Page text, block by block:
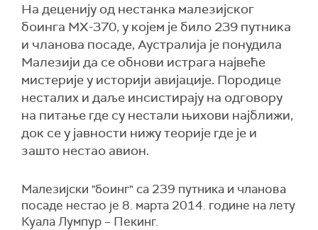
На деценију од нестанка малезијског
боинга МХ-370, у којем је било 239 путника
и чланова посаде, Аустралија је понудила
Малезији да се обнови истрага највеће
мистерије у историји авијације. Породице
несталих и даље инсистирају на одговору
на питање где су нестали њихови најближи,
док се у јавности нижу теоријe где је и
зашто нестао авион.
Малезијски "боинг" са 239 путника и чланова
посаде нестао је 8. марта 2014. године на лету
Куала Лумпур – Пекинг.